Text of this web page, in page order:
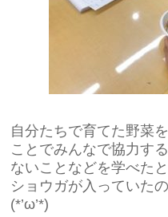
自分たちで育てた野菜
ことでみんなで協力す
ないことなどを学べたと
ショウガが入っていた
(*’ω’*)